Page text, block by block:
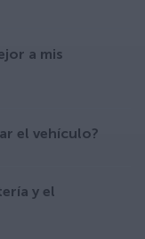
a mis
el vehículo?
y el